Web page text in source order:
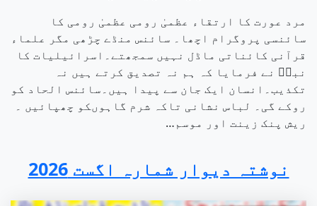
مرد عورت کا ارتقاء عظمیٰ رومی عظمیٰ رومی کا
سائنسی پروگرام اچھا۔ سائنس منڈے چڑھی مگر علماء
قرآنی کائناتی ماڈل نہیں سمجھتے۔اسرائیلیات کا
نبیۖ نے فرمایا کہ ہم نہ تصدیق کرتے ہیں نہ
تکذیب۔انسان ایک جان سے پیدا ہیں۔سائنس الحاد کو
روکے گی۔ لباس نشانی تاکہ شرم گاہوںکو چھپائیں ۔
ریش پنک زینت اور موسم…
نوشتہ دیوار شمارہ اگست 2026